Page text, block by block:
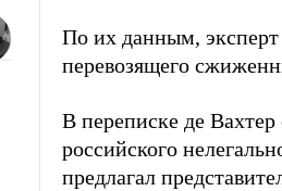
По их данным, эксперт
перевозящего
В переписке де Вахтер
российского
предлагал